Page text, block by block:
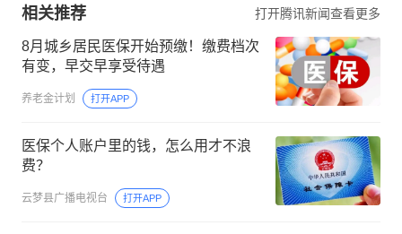
相关推荐 打开腾讯新闻查看更多
8月城乡居民医保开始预缴！缴费档次
有变，早交早享受待遇
养老金计划 打开APP
医保个人账户里的钱，怎么用才不浪
费？
云梦县广播电视台 打开APP